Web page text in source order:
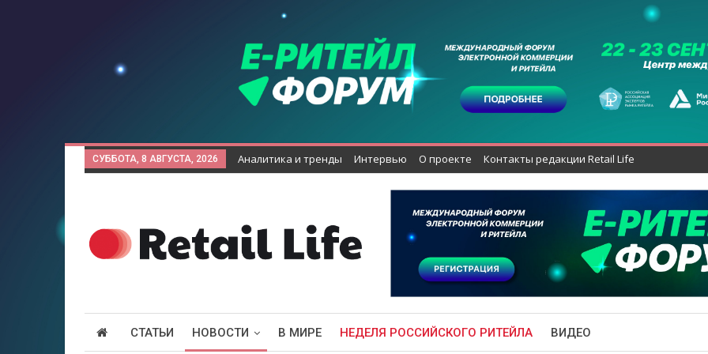
СУББОТА, 8 АВГУСТА, 2026 Аналитика и тренды Интервью О проекте Контакты редакции Retail Life
СТАТЬИ НОВОСТИ В МИРЕ НЕДЕЛЯ РОССИЙСКОГО РИТЕЙЛА ВИДЕО